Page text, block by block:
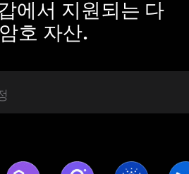
에서 지원되는 다
호 자산.